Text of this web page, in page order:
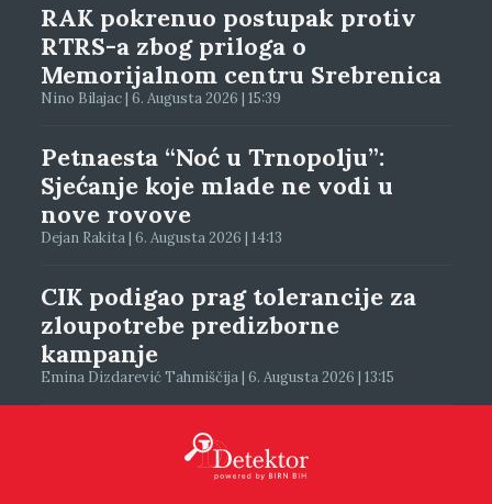
RAK pokrenuo postupak protiv
RTRS-a zbog priloga o
Memorijalnom centru Srebrenica
Nino Bilajac | 6. Augusta 2026 | 15:39
Petnaesta “Noć u Trnopolju”:
Sjećanje koje mlade ne vodi u
nove rovove
Dejan Rakita | 6. Augusta 2026 | 14:13
CIK podigao prag tolerancije za
zloupotrebe predizborne
kampanje
Emina Dizdarević Tahmiščija | 6. Augusta 2026 | 13:15